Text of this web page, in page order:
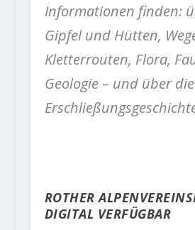
Informationen finden:
Gipfel und Hütten,
Kletterrouten, Flora,
Geologie – und über die
ROTHER
DIGITAL VERFÜGBAR